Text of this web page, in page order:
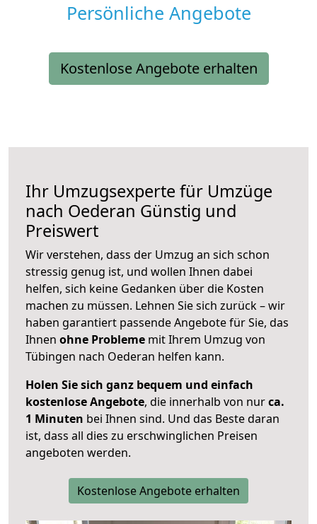
Persönliche Angebote
Kostenlose Angebote erhalten
Ihr Umzugsexperte für Umzüge
nach Oederan Günstig und
Preiswert
Wir verstehen, dass der Umzug an sich schon
stressig genug ist, und wollen Ihnen dabei
helfen, sich keine Gedanken über die Kosten
machen zu müssen. Lehnen Sie sich zurück – wir
haben garantiert passende Angebote für Sie, das
Ihnen ohne Probleme mit Ihrem Umzug von
Tübingen nach Oederan helfen kann.
Holen Sie sich ganz bequem und einfach
kostenlose Angebote, die innerhalb von nurca.
1 Minuten bei Ihnen sind. Und das Beste daran
ist, dass all dies zu erschwinglichen Preisen
angeboten werden.
Kostenlose Angebote erhalten